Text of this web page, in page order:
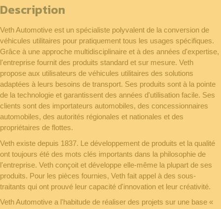
Description
Veth Automotive est un spécialiste polyvalent de la conversion de
véhicules utilitaires pour pratiquement tous les usages spécifiques.
Grâce à une approche multidisciplinaire et à des années d'expertise,
l'entreprise fournit des produits standard et sur mesure. Veth
propose aux utilisateurs de véhicules utilitaires des solutions
adaptées à leurs besoins de transport. Ses produits sont à la pointe
de la technologie et garantissent des années d'utilisation facile. Ses
clients sont des importateurs automobiles, des concessionnaires
automobiles, des autorités régionales et nationales et des
propriétaires de flottes.
Veth existe depuis 1837. Le développement de produits et la qualité
ont toujours été des mots clés importants dans la philosophie de
l'entreprise. Veth conçoit et développe elle-même la plupart de ses
produits. Pour les pièces fournies, Veth fait appel à des sous-
traitants qui ont prouvé leur capacité d'innovation et leur créativité.
Veth Automotive a l'habitude de réaliser des projets sur une base «